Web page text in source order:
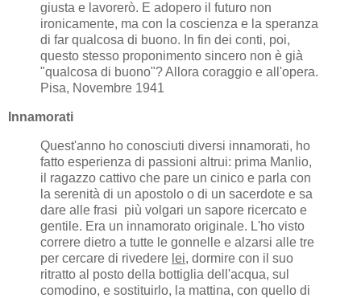
giusta e lavorerò. E adopero il futuro non
ironicamente, ma con la coscienza e la speranza
di far qualcosa di buono. In fin dei conti, poi,
questo stesso proponimento sincero non è già
"qualcosa di buono"? Allora coraggio e all'opera.
Pisa, Novembre 1941
Innamorati
Quest'anno ho conosciuti diversi innamorati, ho
fatto esperienza di passioni altrui: prima Manlio,
il ragazzo cattivo che pare un cinico e parla con
la serenità di un apostolo o di un sacerdote e sa
dare alle frasi più volgari un sapore ricercato e
gentile. Era un innamorato originale. L'ho visto
correre dietro a tutte le gonnelle e alzarsi alle tre
per cercare di rivedere lei, dormire con il suo
ritratto al posto della bottiglia dell'acqua, sul
comodino, e sostituirlo, la mattina, con quello di